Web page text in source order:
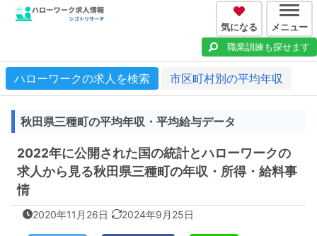
気になる メニュー
職業訓練も探せます
ハローワークの求人を検索 市区町村別の平均年収
秋田県三種町の平均年収・平均給与データ
2022年に公開された国の統計とハローワークの
求人から見る秋田県三種町の年収・所得・給料事
情
2020年11月26日 2024年9月25日